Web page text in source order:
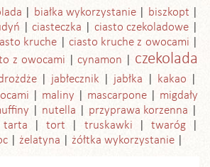
białka wykorzystanie
biszkopt
ciasteczka
ciasto czekoladowe
kruche
ciasto kruche z owocami
z owocami cynamon czekolada
jabłecznik jabłka
kakao
maliny mascarpone
migdały
nutella
przyprawa korzenna
tarta tort truskawki
twaróg
żelatyna żółtka wykorzystanie